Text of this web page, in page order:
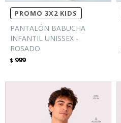
PROMO 3X2 KIDS
PANTALÓN BABUCHA
INFANTIL UNISSEX -
ROSADO
$ 999